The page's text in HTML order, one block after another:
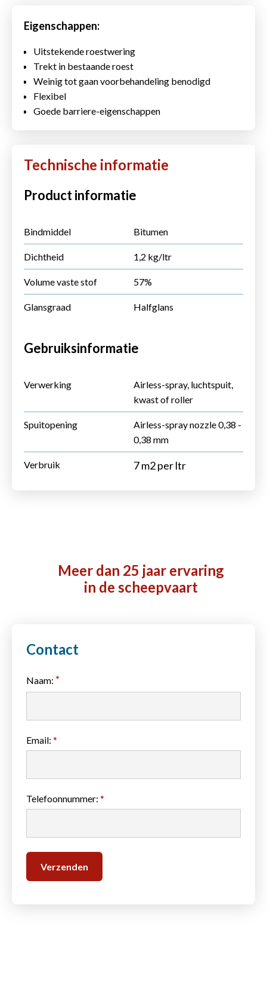
Eigenschappen:
Uitstekende roestwering
Trekt in bestaande roest
Weinig tot gaan voorbehandeling benodigd
Flexibel
Goede barriere-eigenschappen
Technische informatie
Product informatie
Bindmiddel Bitumen
Dichtheid 1,2 kg/ltr
Volume vaste stof 57%
Glansgraad Halfglans
Gebruiksinformatie
Verwerking
Airless-spray, luchtspuit,
kwast of roller
Spuitopening
Airless-spray nozzle 0,38 -
0,38 mm
Verbruik 7 m2 per ltr
Meer dan 25 jaar ervaring
in de scheepvaart
Contact
Naam: *
Email: *
Telefoonnummer: *